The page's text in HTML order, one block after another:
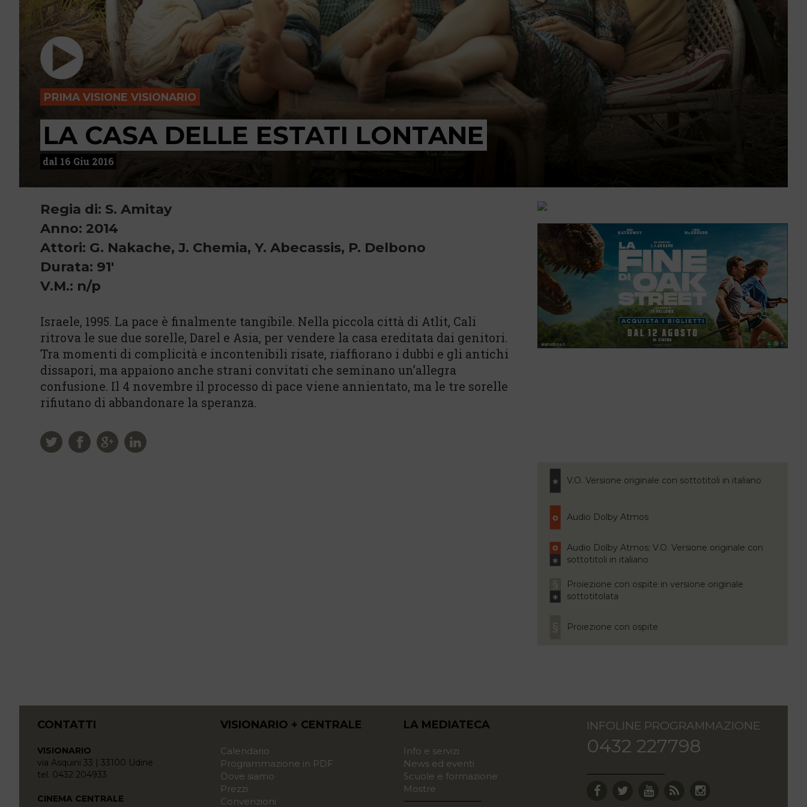
PRIMA VISIONE VISIONARIO
LA CASA DELLE ESTATI LONTANE
dal 16 Giu 2016
Regia di: S. Amitay
Anno: 2014
Attori: G. Nakache, J. Chemia, Y. Abecassis, P. Delbono
Durata: 91'
V.M.: n/p
Israele, 1995. La pace è finalmente tangibile. Nella piccola città di Atlit, Cali
ritrova le sue due sorelle, Darel e Asia, per vendere la casa ereditata dai genitori.
Tra momenti di complicità e incontenibili risate, riaffiorano i dubbi e gli antichi
dissapori, ma appaiono anche strani convitati che seminano un’allegra
confusione. Il 4 novembre il processo di pace viene annientato, ma le tre sorelle
rifiutano di abbandonare la speranza.
V.O. Versione originale con sottotitoli in italiano
Audio Dolby Atmos
Audio Dolby Atmos; V.O. Versione originale con
sottotitoli in italiano
Proiezione con ospite in versione originale
sottotitolata
Proiezione con ospite
CONTATTI
VISIONARIO
via Asquini 33 | 33100 Udine
tel. 0432 204933
CINEMA CENTRALE
VISIONARIO + CENTRALE
Calendario
Programmazione in PDF
Dove siamo
Prezzi
Convenzioni
LA MEDIATECA
Info e servizi
News ed eventi
Scuole e formazione
Mostre
INFOLINE PROGRAMMAZIONE
0432 227798